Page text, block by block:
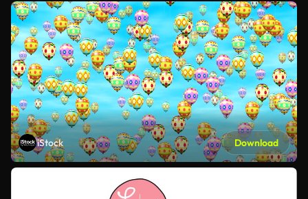
iStock Download